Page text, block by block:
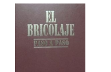
Interes General
Profesionales y tecnicos
Temas Varios